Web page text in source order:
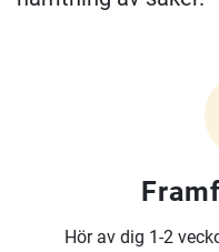
Hör av dig 1-2